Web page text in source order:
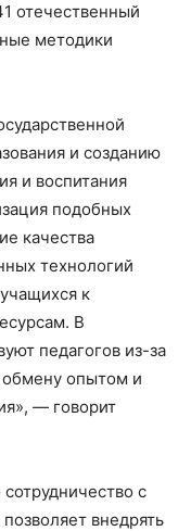
отечественный
методики
и созданию
и воспитания
подобных
качества
технологий
к
В
педагогов из-за
обмену опытом и
— говорит
с
внедрять